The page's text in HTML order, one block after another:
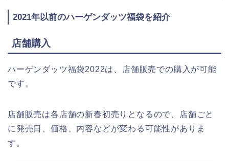
2021年以前のハーゲンダッツ福袋を紹介
店舗購入
ハーゲンダッツ福袋2022は、店舗販売での購入が可能
です。
店舗販売は各店舗の新春初売りとなるので、店舗ごと
に発売日、価格、内容などが変わる可能性がありま
す。